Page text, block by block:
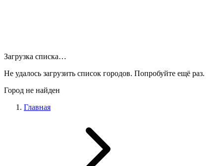
Загрузка списка…
Не удалось загрузить список городов. Попробуйте ещё раз.
Город не найден
Главная